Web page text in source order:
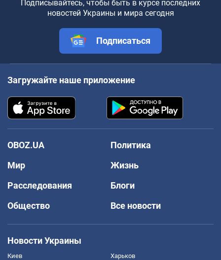
Подписывайтесь, чтобы быть в курсе последних
новостей Украины и мира сегодня
Подписаться
Загружайте наше приложение
OBOZ.UA
Политика
Мир
Жизнь
Расследования
Блоги
Общество
Все новости
Новости Украины
Киев Харьков